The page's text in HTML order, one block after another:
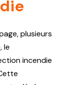
plusieurs
le
incendie